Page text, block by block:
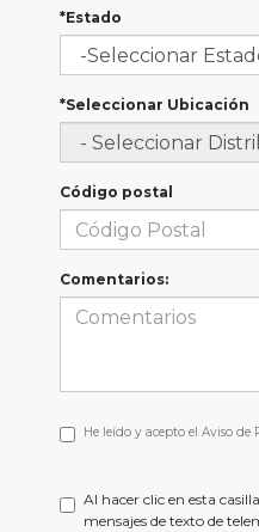
*Estado
*Seleccionar Ubicación
Código postal
Comentarios:
He
acepto
He leído y acepto el Aviso de
Al hacer clic en esta
mensajes de texto de